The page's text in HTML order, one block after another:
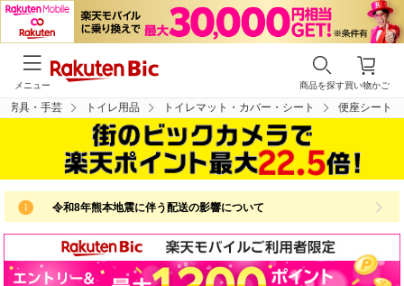
買い物かご
商品を探す
メニュー
房具・手芸 トイレ用品 トイレマット・カバー・シート 便座シート
令和8年熊本地震に伴う配送の影響について